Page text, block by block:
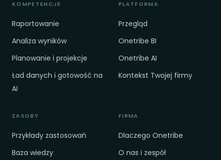
KOMPETENCJE
Raportowanie
Analiza wyników
Planowanie i projekcje
Ład danych i gotowość na
AI
PLATFORMA
Przegląd
Onetribe BI
Onetribe AI
Kontekst Twojej firmy
ZASOBY
Przykłady zastosowań
Baza wiedzy
FIRMA
Dlaczego Onetribe
O nas i zespół